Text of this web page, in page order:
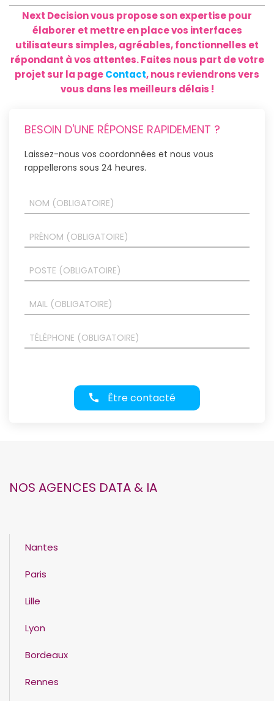
Next Decision vous propose son expertise pour
élaborer et mettre en place vos interfaces
utilisateurs simples, agréables, fonctionnelles et
répondant à vos attentes. Faites nous part de votre
projet sur la pageContact, nous reviendrons vers
vous dans les meilleurs délais !
BESOIN D'UNE RÉPONSE RAPIDEMENT ?
Laissez-nous vos coordonnées et nous vous
rappellerons sous 24 heures.
Être contacté
NOS AGENCES DATA & IA
Nantes
Paris
Lille
Lyon
Bordeaux
Rennes